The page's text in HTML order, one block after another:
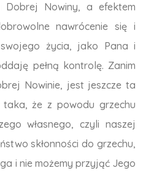
Dobrej Nowiny, a efektem
nawrócenie się i
życia, jako Pana i
pełną kontrolę. Zanim
Nowinie, jest jeszcze ta
taka, że z powodu grzechu
własnego, czyli naszej
skłonności do grzechu,
i nie możemy przyjąć Jego